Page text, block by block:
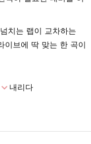
치는 랩이 교차하는
이브에 딱 맞는 한 곡이
expand_more내리다